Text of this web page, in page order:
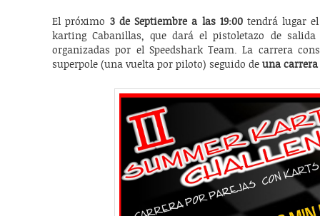
El próximo 3 de Septiembre a las 19:00tendrá lugar el
karting Cabanillas, que dará el pistoletazo de
organizadas por el Speedshark Team. La carrera
superpole (una vuelta por piloto) seguido deuna